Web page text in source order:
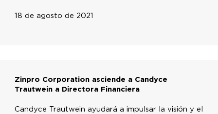
18 de agosto de 2021
Zinpro Corporation asciende a Candyce
Trautwein a Directora Financiera
Candyce Trautwein ayudará a impulsar la visión y el